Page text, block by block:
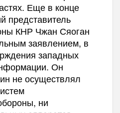
Еще в конце
представитель
КНР Чжан Сяоган
заявлением, в
западных
Он
не осуществлял
ни